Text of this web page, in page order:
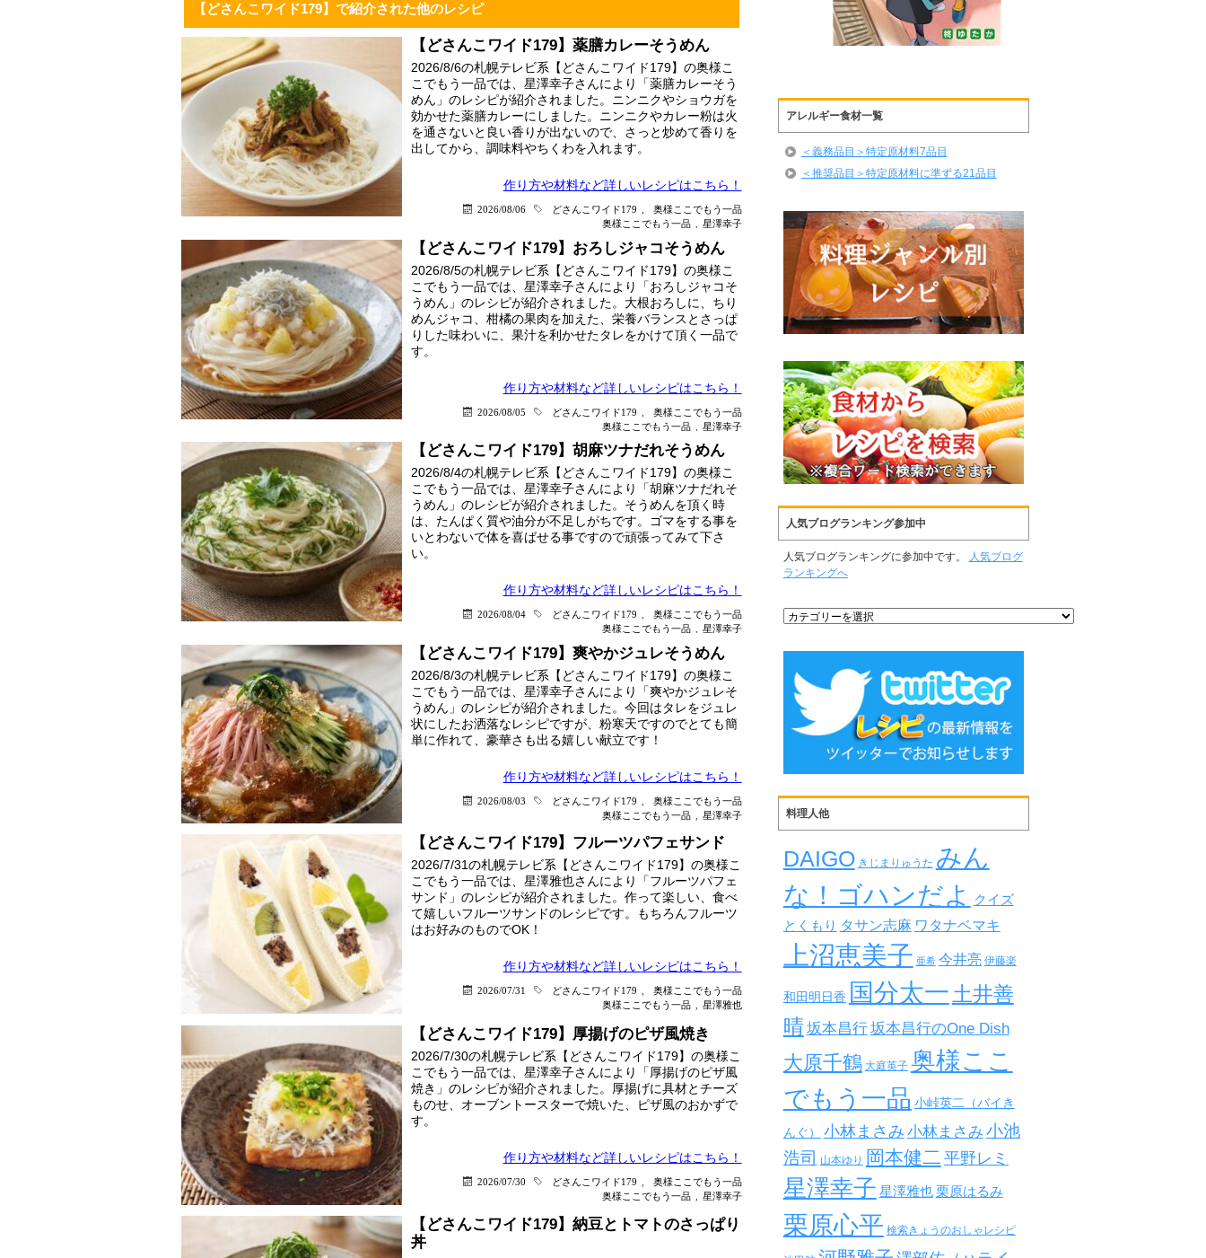
【どさんこワイド179】で紹介された他のレシピ
【どさんこワイド179】薬膳カレーそうめん
2026/8/6の札幌テレビ系【どさんこワイド179】の奥様こ
こでもう一品では、星澤幸子さんにより「薬膳カレーそう
めん」のレシピが紹介されました。ニンニクやショウガを
効かせた薬膳カレーにしました。ニンニクやカレー粉は火
を通さないと良い香りが出ないので、さっと炒めて香りを
出してから、調味料やちくわを入れます。
作り方や材料など詳しいレシピはこちら！
2026/08/06 どさんこワイド179
奥様ここでもう一品
奥様ここでもう一品
星澤幸子
【どさんこワイド179】おろしジャコそうめん
2026/8/5の札幌テレビ系【どさんこワイド179】の奥様こ
こでもう一品では、星澤幸子さんにより「おろしジャコそ
うめん」のレシピが紹介されました。大根おろしに、ちり
めんジャコ、柑橘の果肉を加えた、栄養バランスとさっぱ
りした味わいに、果汁を利かせたタレをかけて頂く一品で
す。
作り方や材料など詳しいレシピはこちら！
2026/08/05 どさんこワイド179
奥様ここでもう一品
奥様ここでもう一品
星澤幸子
【どさんこワイド179】胡麻ツナだれそうめん
2026/8/4の札幌テレビ系【どさんこワイド179】の奥様こ
こでもう一品では、星澤幸子さんにより「胡麻ツナだれそ
うめん」のレシピが紹介されました。そうめんを頂く時
は、たんぱく質や油分が不足しがちです。ゴマをする事を
いとわないで体を喜ばせる事ですので頑張ってみて下さ
い。
作り方や材料など詳しいレシピはこちら！
2026/08/04 どさんこワイド179
奥様ここでもう一品
奥様ここでもう一品
星澤幸子
【どさんこワイド179】爽やかジュレそうめん
2026/8/3の札幌テレビ系【どさんこワイド179】の奥様こ
こでもう一品では、星澤幸子さんにより「爽やかジュレそ
うめん」のレシピが紹介されました。今回はタレをジュレ
状にしたお洒落なレシピですが、粉寒天ですのでとても簡
単に作れて、豪華さも出る嬉しい献立です！
作り方や材料など詳しいレシピはこちら！
2026/08/03 どさんこワイド179
奥様ここでもう一品
奥様ここでもう一品
星澤幸子
【どさんこワイド179】フルーツパフェサンド
2026/7/31の札幌テレビ系【どさんこワイド179】の奥様こ
こでもう一品では、星澤雅也さんにより「フルーツパフェ
サンド」のレシピが紹介されました。作って楽しい、食べ
て嬉しいフルーツサンドのレシピです。もちろんフルーツ
はお好みのものでOK！
作り方や材料など詳しいレシピはこちら！
2026/07/31 どさんこワイド179
奥様ここでもう一品
奥様ここでもう一品
星澤雅也
【どさんこワイド179】厚揚げのピザ風焼き
2026/7/30の札幌テレビ系【どさんこワイド179】の奥様こ
こでもう一品では、星澤幸子さんにより「厚揚げのピザ風
焼き」のレシピが紹介されました。厚揚げに具材とチーズ
ものせ、オーブントースターで焼いた、ピザ風のおかずで
す。
作り方や材料など詳しいレシピはこちら！
2026/07/30 どさんこワイド179
奥様ここでもう一品
奥様ここでもう一品
星澤幸子
【どさんこワイド179】納豆とトマトのさっぱり
丼
アレルギー食材一覧
＜義務品目＞特定原材料7品目
＜推奨品目＞特定原材料に準ずる21品目
人気ブログランキング参加中
人気ブログランキングに参加中です。
人気ブログ
ランキングへ
料理人他
DAIGO きじまりゅうた みん
な！ゴハンだよ
クイズ
とくもり タサン志麻 ワタナベマキ
上沼恵美子 亜希 今井亮 伊藤楽
和田明日香 国分太一土井善
晴坂本昌行坂本昌行のOne Dish
大原千鶴 大庭英子 奥様ここ
でもう一品 小峠英二（バイき
んぐ） 小林まさみ 小林まさみ 小池
浩司 山本ゆり 岡本健二 平野レミ
星澤幸子 星澤雅也 栗原はるみ
栗原心平 検索きょうのおしゃレシピ